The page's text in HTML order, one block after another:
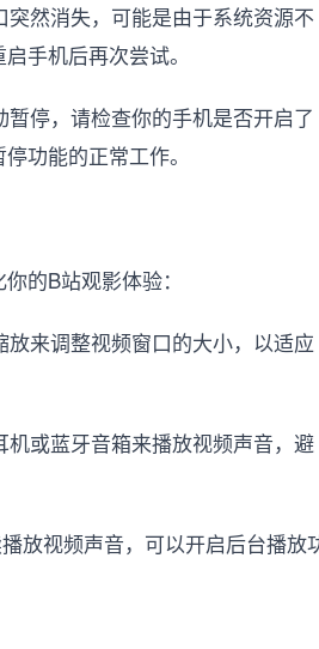
然消失，可能是由于系统资源不
手机后再次尝试。
停，请检查你的手机是否开启了
功能的正常工作。
的B站观影体验：
来调整视频窗口的大小，以适应
或蓝牙音箱来播放视频声音，避
放视频声音，可以开启后台播放